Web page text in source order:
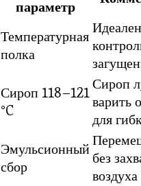
параметр
Температурная
полка
Сироп 118–121
°C
Сироп
варить
для
Эмульсионный
сбор
без
воздуха